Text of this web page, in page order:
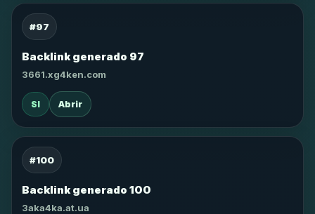
#97
Backlink generado 97
3661.xg4ken.com
SI Abrir
#100
Backlink generado 100
3aka4ka.at.ua